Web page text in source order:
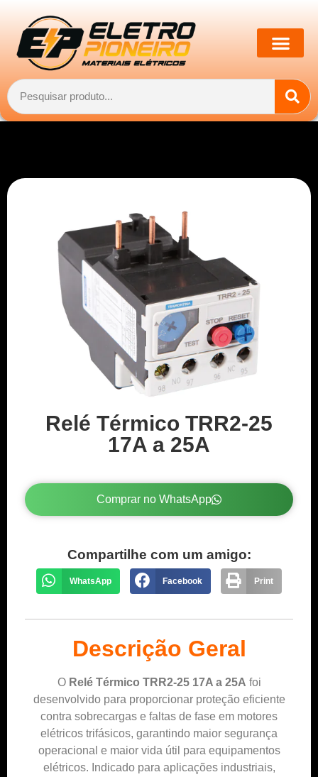
Relé Térmico TRR2-25
17A a 25A
Comprar no WhatsApp
Compartilhe com um amigo:
WhatsApp Facebook Print
Descrição Geral
O Relé Térmico TRR2-25 17A a 25A foi
desenvolvido para proporcionar proteção eficiente
contra sobrecargas e faltas de fase em motores
elétricos trifásicos, garantindo maior segurança
operacional e maior vida útil para equipamentos
elétricos. Indicado para aplicações industriais,